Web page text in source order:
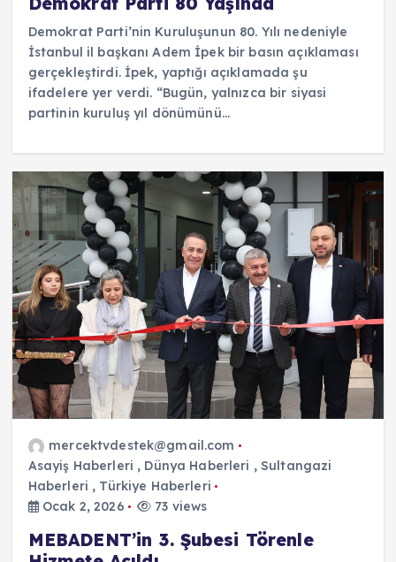
Demokrat Parti’nin Kuruluşunun 80. Yılı nedeniyle
İstanbul il başkanı Adem İpek bir basın açıklaması
gerçekleştirdi. İpek, yaptığı açıklamada şu
ifadelere yer verdi. “Bugün, yalnızca bir siyasi
partinin kuruluş yıl dönümünü…
mercektvdestek@gmail.com
Asayiş Haberleri , Dünya Haberleri , Sultangazi
Haberleri , Türkiye Haberleri
Ocak 2, 2026
73 views
MEBADENT’in 3. Şubesi Törenle